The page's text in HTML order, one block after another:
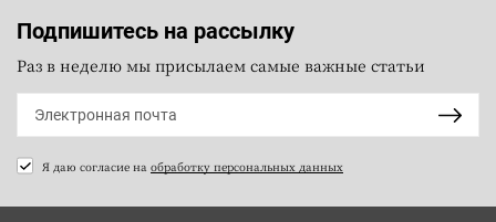
Подпишитесь на рассылку
Раз в неделю мы присылаем самые важные статьи
Я даю согласие на обработку персональных данных